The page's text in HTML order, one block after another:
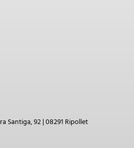
Santiga, 92 | 08291 Ripollet